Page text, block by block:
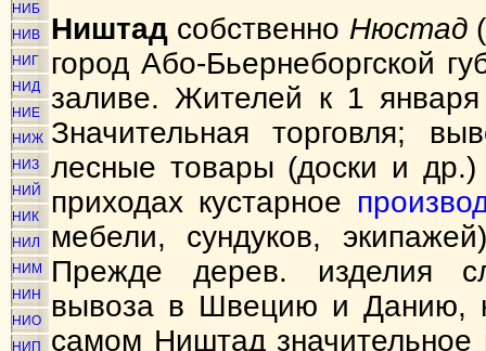
НИБ
НИВ
НИГ
НИД
НИЕ
НИЖ
НИЗ
НИЙ
НИК
НИЛ
НИМ
НИН
НИО
НИП
Ништад собственно Нюстад
город Або-Бьернеборгской
заливе. Жителей к 1
Значительная торговля;
лесные товары (доски и
приходах кустарное
мебели, сундуков,
Прежде дерев. изделия
вывоза в Швецию и Данию,
самом Ништад значительное